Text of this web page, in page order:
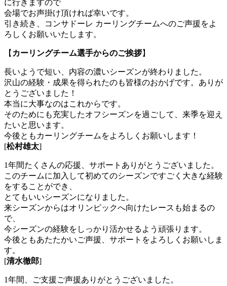
に行きますので
会場でお声掛け頂ければ幸いです。
引き続き、コンサドーレ カーリングチームへのご声援をよ
ろしくお願いいたします。
【 カーリングチーム選手からのご挨拶】
長いようで短い、内容の濃いシーズンが終わりました。
沢山の経験・成果を得られたのも皆様のおかげです。ありが
とうございました！
本当に大事なのはこれからです。
そのためにも充実したオフシーズンを過ごして、来季を迎え
たいと思います。
今後ともカーリングチームをよろしくお願いします！
[松村雄太]
1年間たくさんの応援、サポートありがとうございました。
このチームに加入して初めてのシーズンですごく大きな経験
をすることができ、
とてもいいシーズンになりました。
来シーズンからはオリンピックへ向けたレースも始まるの
で、
今シーズンの経験をしっかり活かせるよう頑張ります。
今後ともあたたかいご声援、サポートをよろしくお願いしま
す。
[清水徹郎]
1年間、ご支援ご声援ありがとうございました。